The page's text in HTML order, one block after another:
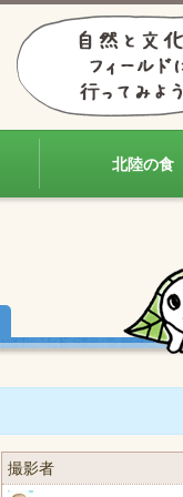
北陸の食
撮影者